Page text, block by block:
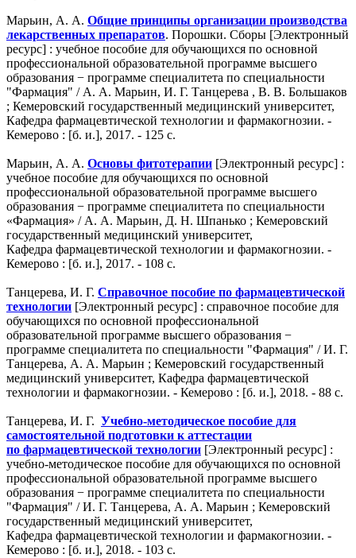
Марьин, А. А. Общие принципы организации производства
лекарственных препаратов. Порошки. Сборы [Электронный
ресурс] : учебное пособие для обучающихся по основной
профессиональной образовательной программе высшего
образования − программе специалитета по специальности
"Фармация" / А. А. Марьин, И. Г. Танцерева , В. В. Большаков
; Кемеровский государственный медицинский университет,
Кафедра фармацевтической технологии и фармакогнозии. -
Кемерово : [б. и.], 2017. - 125 с.
Марьин, А. А. Основы фитотерапии [Электронный ресурс] :
учебное пособие для обучающихся по основной
профессиональной образовательной программе высшего
образования − программе специалитета по специальности
«Фармация» / А. А. Марьин, Д. Н. Шпанько ; Кемеровский
государственный медицинский университет,
Кафедра фармацевтической технологии и фармакогнозии. -
Кемерово : [б. и.], 2017. - 108 с.
Танцерева, И. Г. Справочное пособие по фармацевтической
технологии [Электронный ресурс] : справочное пособие для
обучающихся по основной профессиональной
образовательной программе высшего образования −
программе специалитета по специальности "Фармация" / И. Г.
Танцерева, А. А. Марьин ; Кемеровский государственный
медицинский университет, Кафедра фармацевтической
технологии и фармакогнозии. - Кемерово : [б. и.], 2018. - 88 с.
Танцерева, И. Г. Учебно-методическое пособие для
самостоятельной подготовки к аттестации
по фармацевтической технологии [Электронный ресурс] :
учебно-методическое пособие для обучающихся по основной
профессиональной образовательной программе высшего
образования − программе специалитета по специальности
"Фармация" / И. Г. Танцерева, А. А. Марьин ; Кемеровский
государственный медицинский университет,
Кафедра фармацевтической технологии и фармакогнозии. -
Кемерово : [б. и.], 2018. - 103 с.